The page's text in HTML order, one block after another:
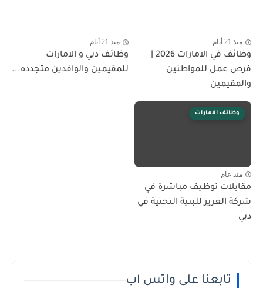
منذ 21 أيام
فرص عمل للمواطنين
والمقيمين
منذ 21 أيام
وظائف دبي و الامارات
للمقيمين والوافدين متجدده...
وظائف الامارات
منذ عام
مقابلات توظيف مباشرة في
شركة الغرير للبنية التحتية في
دبي
تابعنا على واتس اب